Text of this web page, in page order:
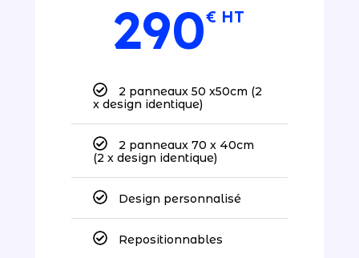
290€ HT
2 panneaux 50 x50cm (2
x design identique)
2 panneaux 70 x 40cm
(2 x design identique)
Design personnalisé
Repositionnables